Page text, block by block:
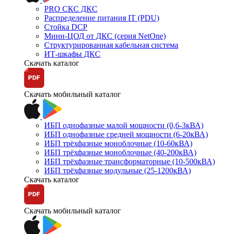
PRO СКС ДКС
Распределение питания IT (PDU)
Стойка DCP
Мини-ЦОД от ДКС (серия NetOne)
Структурированная кабельная система
ИТ-шкафы ДКС
Скачать каталог
Скачать мобильный каталог
ИБП однофазные малой мощности (0,6-3кВА)
ИБП однофазные средней мощности (6-20кВА)
ИБП трёхфазные моноблочные (10-60кВА)
ИБП трёхфазные моноблочные (40-200кВА)
ИБП трёхфазные трансформаторные (10-500кВА)
ИБП трёхфазные модульные (25-1200кВА)
Скачать каталог
Скачать мобильный каталог